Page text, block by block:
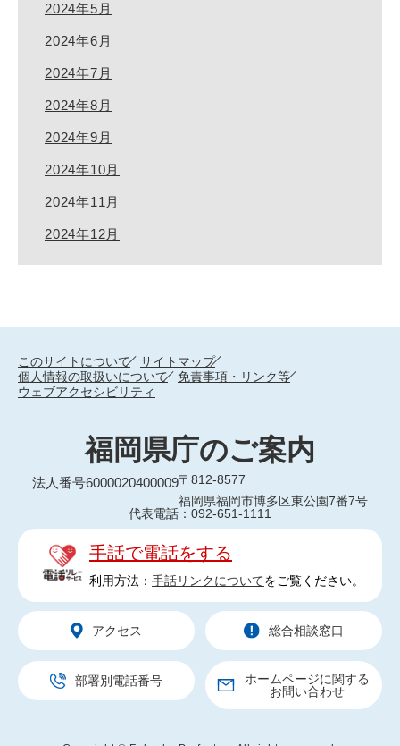
2024年5月
2024年6月
2024年7月
2024年8月
2024年9月
2024年10月
2024年11月
2024年12月
このサイトについて
サイトマップ
個人情報の取扱いについて
免責事項・リンク等
ウェブアクセシビリティ
福岡県庁のご案内
法人番号6000020400009〒812-8577
福岡県福岡市博多区東公園7番7号
代表電話：092-651-1111
手話で電話をする
利用方法： 手話リンクについてをご覧ください。
アクセス 総合相談窓口
部署別電話番号
ホームページに関する
お問い合わせ